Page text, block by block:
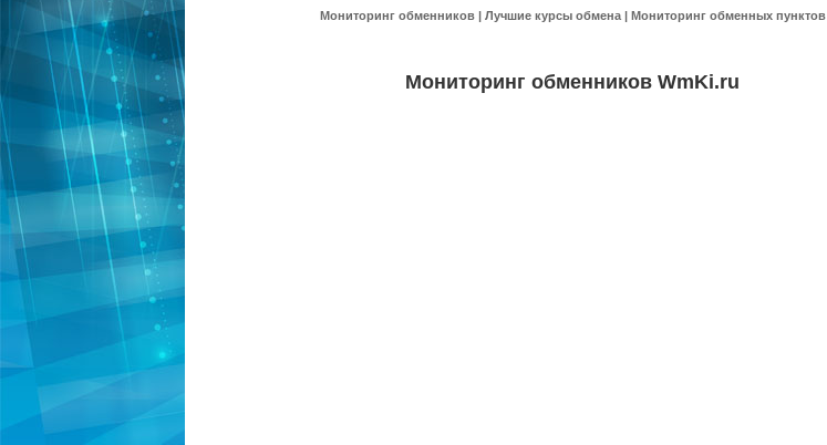
Мониторинг обменников | Лучшие курсы обмена | Мониторинг обменных пунктов
Мониторинг обменников WmKi.ru